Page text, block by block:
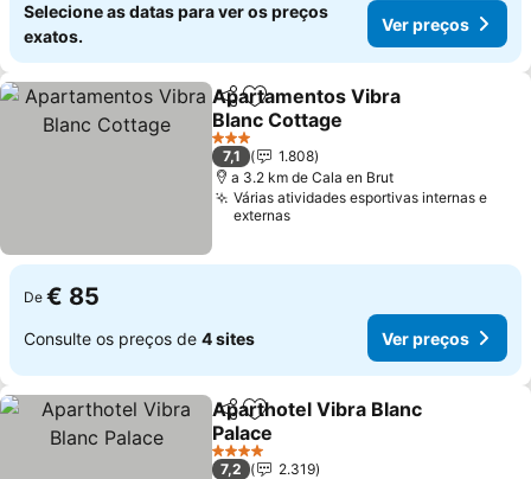
Selecione as datas para ver os preços
exatos.
Ver preços
PartilharAdicionar aos favoritos
Apartamentos Vibra
Blanc Cottage
3 Estrelas
7,1
1.808
a 3.2 km de Cala en Brut
Várias atividades esportivas internas e
externas
De € 85
Consulte os preços de 4 sites Ver preços
PartilharAdicionar aos favoritos
Aparthotel Vibra Blanc
Palace
4 Estrelas
7,2
2.319